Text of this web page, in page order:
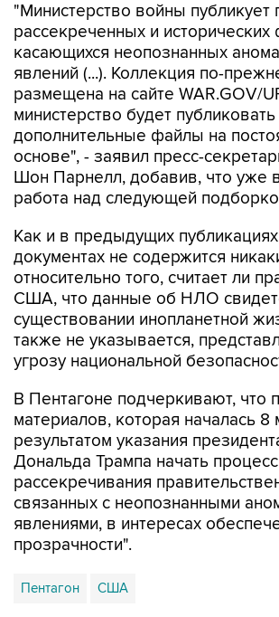
"Министерство войны публикует
рассекреченных и исторических
касающихся неопознанных
явлений (...). Коллекция по-
размещена на сайте WAR.GOV/
министерство будет публиковать
дополнительные файлы на
основе", - заявил пресс-
Шон Парнелл, добавив, что уже
работа над следующей
Как и в предыдущих
документах не содержится
относительно того, считает ли
США, что данные об НЛО
существовании инопланетной
также не указывается,
угрозу национальной
В Пентагоне подчеркивают, что
материалов, которая началась 8
результатом указания
Дональда Трампа начать
рассекречивания
связанных с неопознанными
явлениями, в интересах
прозрачности".
Пентагон США